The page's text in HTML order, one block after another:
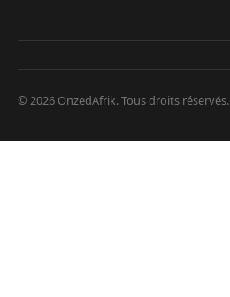
© 2026 OnzedAfrik. Tous droits réservés.